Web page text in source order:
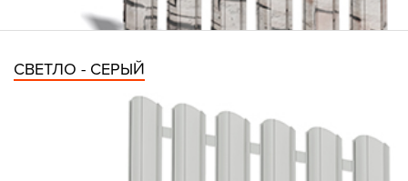
СВЕТЛО - СЕРЫЙ